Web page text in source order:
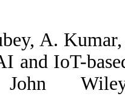
12. A. K.
and P. Das, AI